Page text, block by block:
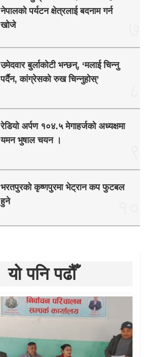
नेपालको पर्यटन क्षेत्रलाई बदनाम गर्न
खोजे
उमेदवार बुर्लाकोटी भन्छन्, ‘मलाई चिन्नु
पर्दैन, कांग्रेसको रुख चिन्नुहोस्’
रेडियो अर्पण १०४.५ मेगाहर्जको अध्यक्षमा
यमन भुषाल चयन ।
भरतपुरको कृष्णपुरमा भेट्रान कप फुटबल
हुने
यो पनि पढौँ